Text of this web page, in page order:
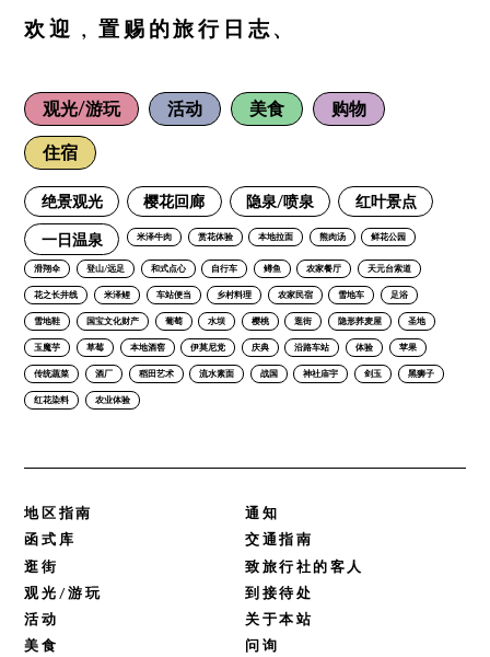
欢迎，置赐的旅行日志、
观光/游玩 活动 美食 购物
住宿
绝景观光 樱花回廊 隐泉/喷泉 红叶景点
一日温泉 米泽牛肉 赏花体验 本地拉面 熊肉汤 鲜花公园
滑翔伞 登山/远足 和式点心 自行车 鳟鱼 农家餐厅 天元台索道
花之长井线 米泽鲤 车站便当 乡村料理 农家民宿 雪地车 足浴
雪地鞋 国宝文化财产 葡萄 水坝 樱桃 逛街 隐形荞麦屋 圣地
玉魔芋 草莓 本地酒窖 伊莫尼党 庆典 沿路车站 体验 苹果
传统蔬菜 酒厂 稻田艺术 流水素面 战国 神社庙宇 剑玉 黑狮子
红花染料 农业体验
地区指南
函式库
逛街
观光/游玩
活动
美食
通知
交通指南
致旅行社的客人
到接待处
关于本站
问询